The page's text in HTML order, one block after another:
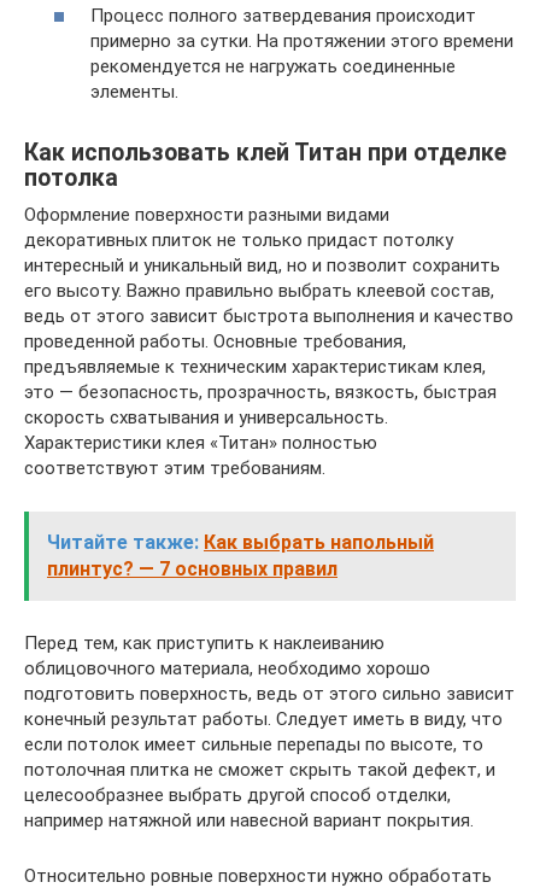
Процесс полного затвердевания происходит
примерно за сутки. На протяжении этого времени
рекомендуется не нагружать соединенные
элементы.
Как использовать клей Титан при отделке
потолка
Оформление поверхности разными видами
декоративных плиток не только придаст потолку
интересный и уникальный вид, но и позволит сохранить
его высоту. Важно правильно выбрать клеевой состав,
ведь от этого зависит быстрота выполнения и качество
проведенной работы. Основные требования,
предъявляемые к техническим характеристикам клея,
это — безопасность, прозрачность, вязкость, быстрая
скорость схватывания и универсальность.
Характеристики клея «Титан» полностью
соответствуют этим требованиям.
Читайте также: Как выбрать напольный
плинтус? — 7 основных правил
Перед тем, как приступить к наклеиванию
облицовочного материала, необходимо хорошо
подготовить поверхность, ведь от этого сильно зависит
конечный результат работы. Следует иметь в виду, что
если потолок имеет сильные перепады по высоте, то
потолочная плитка не сможет скрыть такой дефект, и
целесообразнее выбрать другой способ отделки,
например натяжной или навесной вариант покрытия.
Относительно ровные поверхности нужно обработать